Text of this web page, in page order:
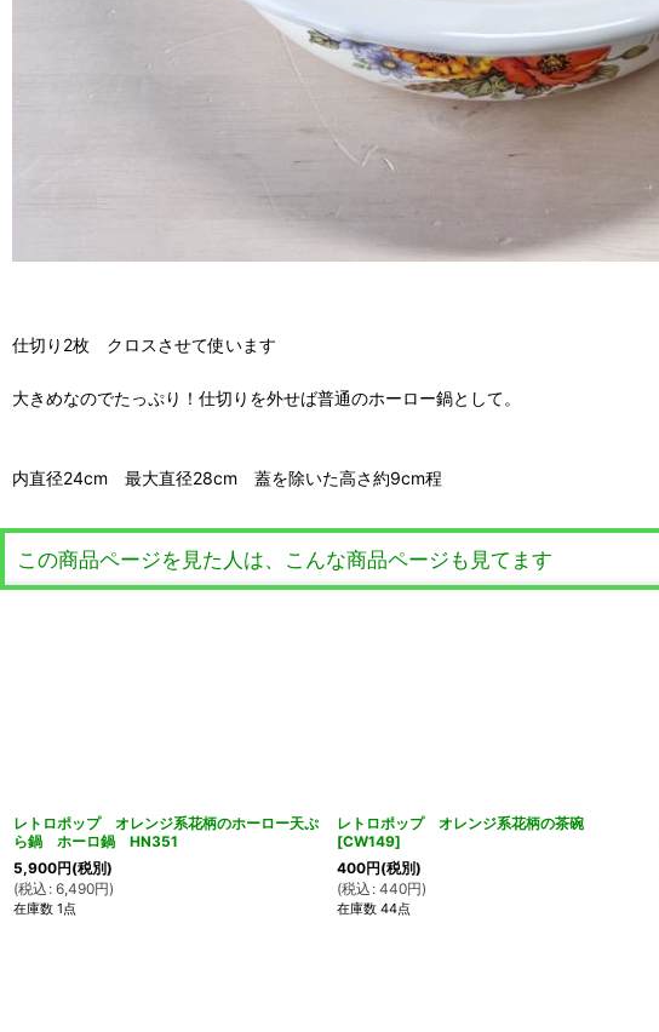
仕切り2枚 クロスさせて使います
大きめなのでたっぷり！仕切りを外せば普通のホーロー鍋として。
内直径24cm 最大直径28cm 蓋を除いた高さ約9cm程
この商品ページを見た人は、こんな商品ページも見てます
レトロポップ オレンジ系花柄のホーロー天ぷ
ら鍋 ホーロ鍋 HN351
5,900円(税別)
(税込 : 6,490円)
在庫数 1点
レトロポップ オレンジ系花柄の茶碗
[CW149]
400円(税別)
(税込 : 440円)
在庫数 44点